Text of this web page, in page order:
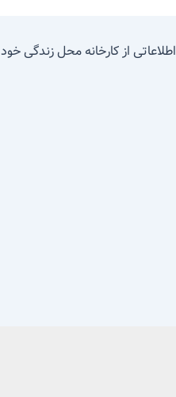
اطلاعاتی از کارخانه محل زندگی خود